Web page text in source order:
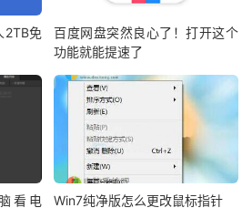
2TB免
百度网盘突然良心了！打开这个
功能就能提速了
看电
Win7纯净版怎么更改鼠标指针